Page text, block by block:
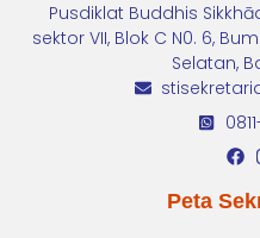
Pusdiklat Buddhis
sektor VII, Blok C N0. 6,
Selatan,
Peta